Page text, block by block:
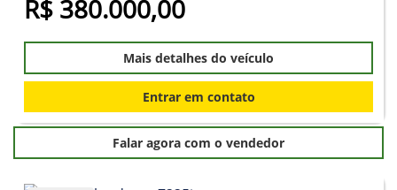
R$ 380.000,00
Mais detalhes do veículo
Entrar em contato
Falar agora com o vendedor